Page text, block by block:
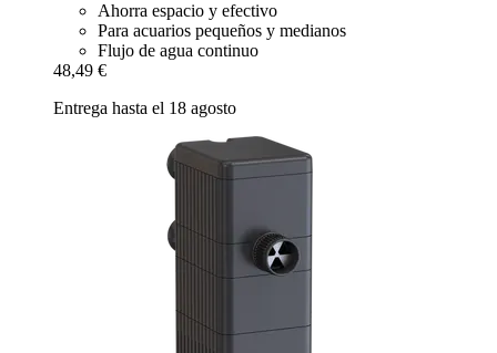
Ahorra espacio y efectivo
Para acuarios pequeños y medianos
Flujo de agua continuo
48,49 €
Entrega hasta el 18 agosto